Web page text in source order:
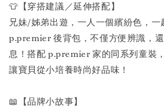
👕【穿搭建議／延伸搭配】
兄妹/姊弟出遊，一人一個繽紛色，一
p.premier 後背包，不僅方便辨識，
息！搭配 p.premier 家的同系列童裝
讓寶貝從小培養時尚好品味！
📖【品牌小故事】